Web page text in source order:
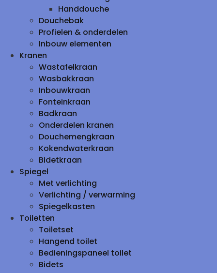
Handdouche
Douchebak
Profielen & onderdelen
Inbouw elementen
Kranen
Wastafelkraan
Wasbakkraan
Inbouwkraan
Fonteinkraan
Badkraan
Onderdelen kranen
Douchemengkraan
Kokendwaterkraan
Bidetkraan
Spiegel
Met verlichting
Verlichting / verwarming
Spiegelkasten
Toiletten
Toiletset
Hangend toilet
Bedieningspaneel toilet
Bidets